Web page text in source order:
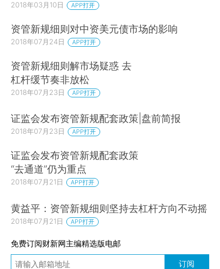
2018年03月10日 APP打开
资管新规细则对中资美元债市场的影响
2018年07月24日 APP打开
资管新规细则解市场疑惑 去
杠杆缓节奏非放松
2018年07月23日 APP打开
证监会发布资管新规配套政策|盘前简报
2018年07月23日 APP打开
证监会发布资管新规配套政策
“去通道”仍为重点
2018年07月21日 APP打开
黄益平：资管新规细则坚持去杠杆方向不动摇
2018年07月21日 APP打开
免费订阅财新网主编精选版电邮
订阅